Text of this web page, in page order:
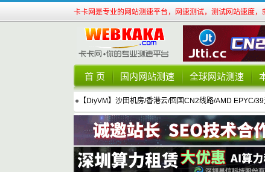
卡卡网是专业的网站测速平台，网速测试，测试网站速度，
首 页 国内网站测速 全球网站测速
● 【DiyVM】沙田机房/香港云/回国CN2线路/AMD EPYC/39